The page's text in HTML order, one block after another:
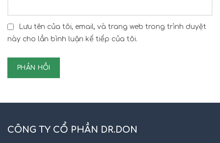
Lưu tên của tôi, email, và trang web trong trình duyệt
này cho lần bình luận kế tiếp của tôi.
CÔNG TY CỔ PHẦN DR.DON